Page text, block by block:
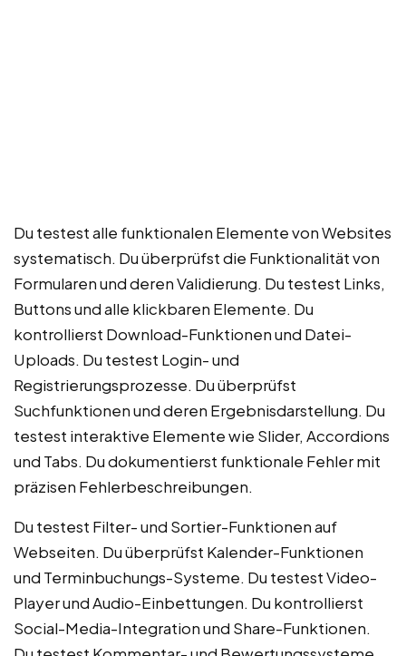
Du testest alle funktionalen Elemente von Websites
systematisch. Du überprüfst die Funktionalität von
Formularen und deren Validierung. Du testest Links,
Buttons und alle klickbaren Elemente. Du
kontrollierst Download-Funktionen und Datei-
Uploads. Du testest Login- und
Registrierungsprozesse. Du überprüfst
Suchfunktionen und deren Ergebnisdarstellung. Du
testest interaktive Elemente wie Slider, Accordions
und Tabs. Du dokumentierst funktionale Fehler mit
präzisen Fehlerbeschreibungen.
Du testest Filter- und Sortier-Funktionen auf
Webseiten. Du überprüfst Kalender-Funktionen
und Terminbuchungs-Systeme. Du testest Video-
Player und Audio-Einbettungen. Du kontrollierst
Social-Media-Integration und Share-Funktionen.